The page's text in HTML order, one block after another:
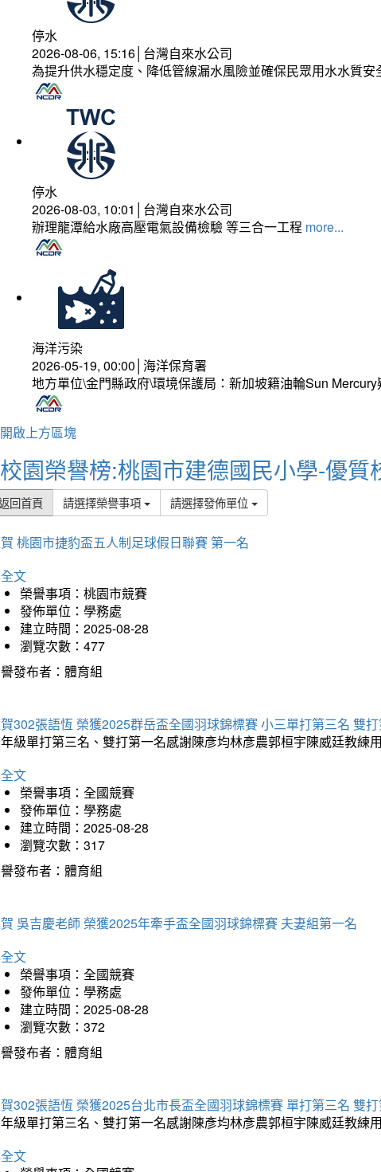
停水
2026-08-06, 15:16│台灣自來水公司
為提升供水穩定度、降低管線漏水風險並確保民眾用水水質
停水
2026-08-03, 10:01│台灣自來水公司
辦理龍潭給水廠高壓電氣設備檢驗 等三合一工程 more...
海洋污染
2026-05-19, 00:00│海洋保育署
地方單位\金門縣政府\環境保護局：新加坡籍油輪Sun
開啟上方區塊
校園榮譽榜:桃園市建德國民小學-優質
回首頁 請選擇榮譽事項 請選擇發佈單位
桃園市捷豹盃五人制足球假日聯賽 第一名
文
榮譽事項：桃園市競賽
發佈單位：學務處
建立時間：2025-08-28
瀏覽次數：477
發布者：體育組
302張語恆 榮獲2025群岳盃全國羽球錦標賽 小三單打第三名 雙
級單打第三名、雙打第一名感謝陳彥均林彥農郭桓宇陳威廷教練
文
榮譽事項：全國競賽
發佈單位：學務處
建立時間：2025-08-28
瀏覽次數：317
發布者：體育組
吳吉慶老師 榮獲2025年牽手盃全國羽球錦標賽 夫妻組第一名
文
榮譽事項：全國競賽
發佈單位：學務處
建立時間：2025-08-28
瀏覽次數：372
發布者：體育組
302張語恆 榮獲2025台北市長盃全國羽球錦標賽 單打第三名 雙
級單打第三名、雙打第一名感謝陳彥均林彥農郭桓宇陳威廷教練
文